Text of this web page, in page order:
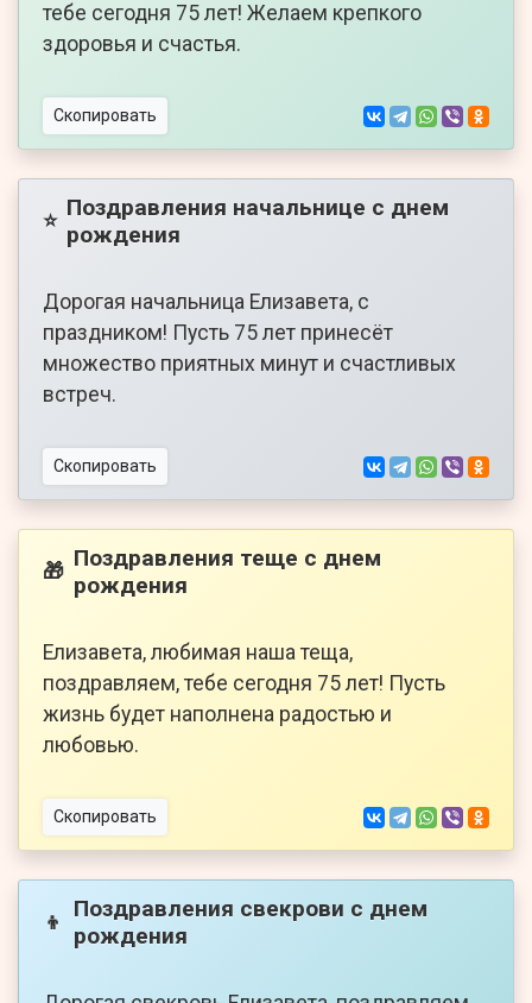
тебе сегодня 75 лет! Желаем крепкого
здоровья и счастья.
Скопировать
⭐ Поздравления начальнице с днем
рождения
Дорогая начальница Елизавета, с
праздником! Пусть 75 лет принесёт
множество приятных минут и счастливых
встреч.
Скопировать
🎁 Поздравления теще с днем
рождения
Елизавета, любимая наша теща,
поздравляем, тебе сегодня 75 лет! Пусть
жизнь будет наполнена радостью и
любовью.
Скопировать
👦
Поздравления свекрови с днем
рождения